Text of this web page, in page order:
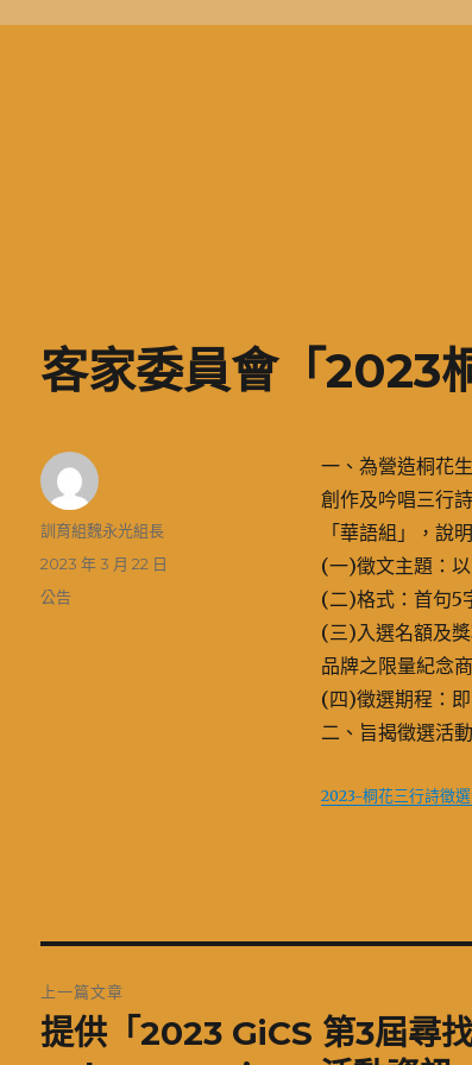
客家委員會「2023
一、為營造桐花
創作及吟唱三行
「華語組」，說
(一)徵文主題：
(二)格式：首句5
(三)入選名額及
品牌之限量紀念
(四)徵選期程：即
二、旨揭徵選活
2023-桐花三行詩徵
作
訓育組魏永光組長
發
佈
2023 年 3 月 22 日
分
公告
章
上一篇文章
上
提供「2023 GiCS 第3屆尋